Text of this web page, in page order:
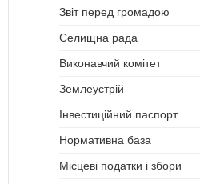
Звіт перед громадою
Селищна рада
Виконавчий комітет
Землеустрій
Інвестиційний паспорт
Нормативна база
Місцеві податки і збори